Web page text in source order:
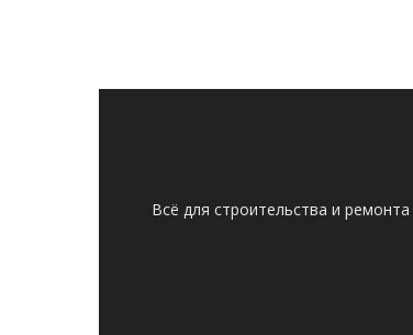
Всё для строительства и ремонта